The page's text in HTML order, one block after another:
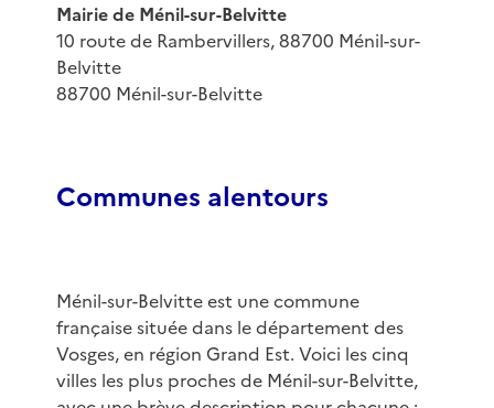
Mairie de Ménil-sur-Belvitte
10 route de Rambervillers, 88700 Ménil-sur-
Belvitte
88700 Ménil-sur-Belvitte
Communes alentours
Ménil-sur-Belvitte est une commune
française située dans le département des
Vosges, en région Grand Est. Voici les cinq
villes les plus proches de Ménil-sur-Belvitte,